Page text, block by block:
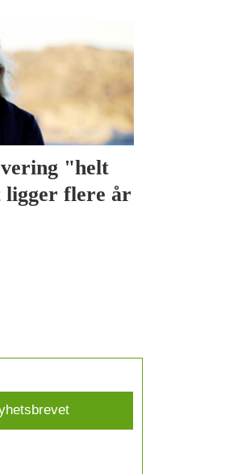
"helt
ligger flere år